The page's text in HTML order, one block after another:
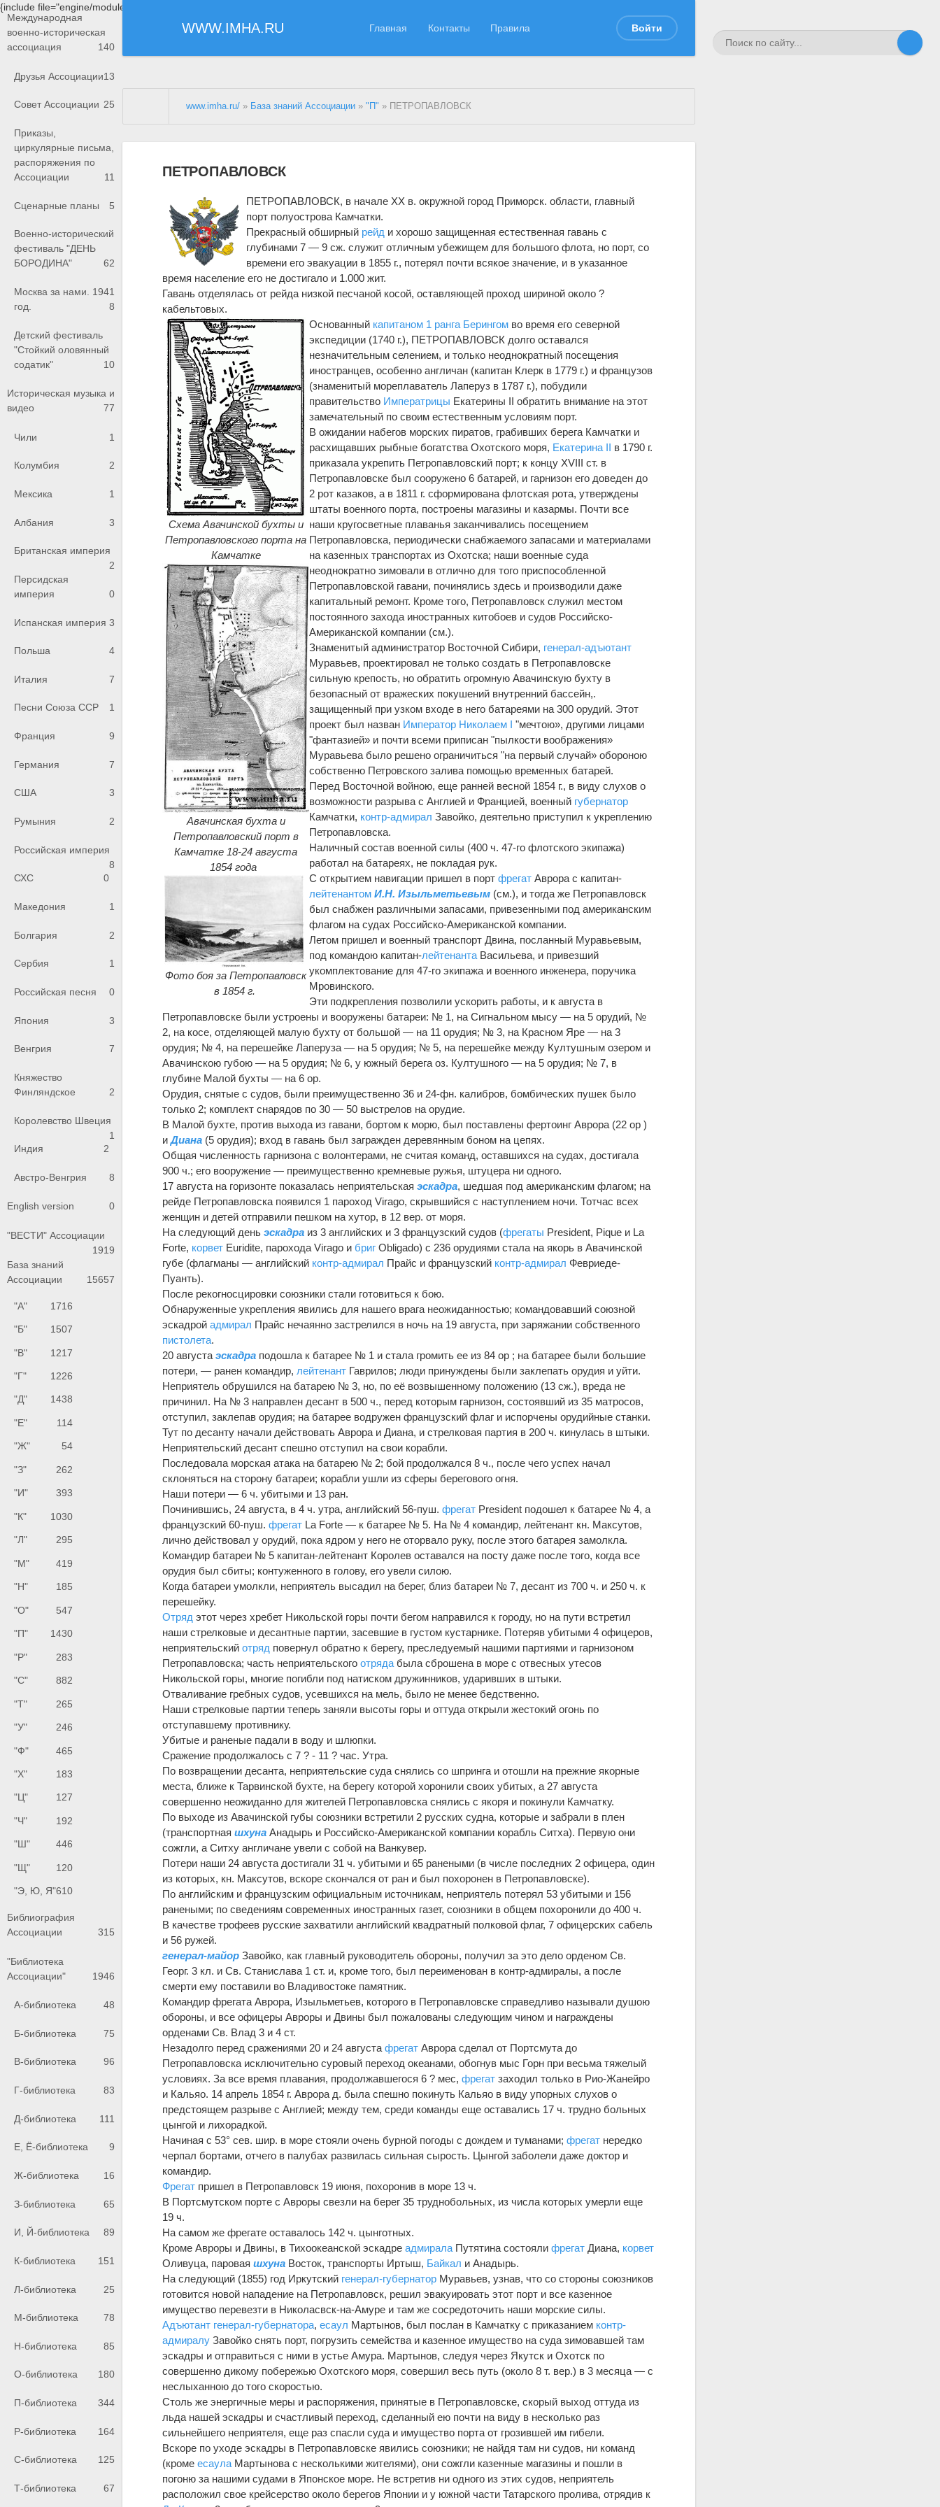
{include file="engine/modules/saperu/head.php"}
WWW.IMHA.RU Главная Контакты Правила Войти
Международная
военно-историческая
ассоциация
140
Друзья Ассоциации13
Совет Ассоциации 25
Приказы,
циркулярные письма,
распоряжения по
Ассоциации
11
Сценарные планы 5
Военно-исторический
фестиваль "ДЕНЬ
БОРОДИНА"
62
Москва за нами. 1941
год.
8
Детский фестиваль
"Стойкий оловянный
содатик"
10
Историческая музыка и
видео
77
Чили 1
Колумбия 2
Мексика 1
Албания 3
Британская империя
2
Персидская
империя
0
Испанская империя 3
Польша 4
Италия 7
Песни Союза ССР 1
Франция 9
Германия 7
США 3
Румыния 2
Российская империя
8
СХС
0
Македония 1
Болгария 2
Сербия 1
Российская песня 0
Япония 3
Венгрия 7
Княжество
Финляндское
2
Королевство Швеция
1
Индия
2
Австро-Венгрия 8
English version 0
"ВЕСТИ" Ассоциации
1919
База знаний
Ассоциации
15657
"А" 1716
"Б" 1507
"В" 1217
"Г" 1226
"Д" 1438
"Е" 114
"Ж" 54
"З" 262
"И" 393
"К" 1030
"Л" 295
"М" 419
"Н" 185
"О" 547
"П" 1430
"Р" 283
"С" 882
"Т" 265
"У" 246
"Ф" 465
"Х" 183
"Ц" 127
"Ч" 192
"Ш" 446
"Щ" 120
"Э, Ю, Я"610
Библиография
Ассоциации
315
"Библиотека
Ассоциации"
1946
А-библиотека 48
Б-библиотека 75
В-библиотека 96
Г-библиотека 83
Д-библиотека 111
Е, Ё-библиотека 9
Ж-библиотека 16
З-библиотека 65
И, Й-библиотека 89
К-библиотека 151
Л-библиотека 25
М-библиотека 78
Н-библиотека 85
О-библиотека 180
П-библиотека 344
Р-библиотека 164
С-библиотека 125
Т-библиотека 67
www.imha.ru/ » База знаний Ассоциации »"П" » ПЕТРОПАВЛОВСК
ПЕТРОПАВЛОВСК
ПЕТРОПАВЛОВСК, в начале XX в. окружной город Приморск. области, главный
порт полуострова Камчатки.
Прекрасный обширный рейд и хорошо защищенная естественная гавань с
глубинами 7 — 9 сж. служит отличным убежищем для большого флота, но порт, со
времени его эвакуации в 1855 г., потерял почти всякое значение, и в указанное
время население его не достигало и 1.000 жит.
Гавань отделялась от рейда низкой песчаной косой, оставляющей проход шириной около ?
кабельтовых.
Схема Авачинской бухты и
Петропавловского порта на
Камчатке
Авачинская бухта и
Петропавловский порт в
Камчатке 18-24 августа
1854 года
Фото боя за Петропавловск
в 1854 г.
Основанный капитаном 1 ранга Берингом во время его северной
экспедиции (1740 г.), ПЕТРОПАВЛОВСК долго оставался
незначительным селением, и только неоднократный посещения
иностранцев, особенно англичан (капитан Клерк в 1779 г.) и французов
(знаменитый мореплаватель Лаперуз в 1787 г.), побудили
правительство Императрицы Екатерины II обратить внимание на этот
замечательный по своим естественным условиям порт.
В ожидании набегов морских пиратов, грабивших берега Камчатки и
расхищавших рыбные богатства Охотского моря, Екатерина II в 1790 г.
приказала укрепить Петропавловский порт; к концу XVIII ст. в
Петропавловске был сооружено 6 батарей, и гарнизон его доведен до
2 рот казаков, а в 1811 г. сформирована флотская рота, утверждены
штаты военного порта, построены магазины и казармы. Почти все
наши кругосветные плаванья заканчивались посещением
Петропавловска, периодически снабжаемого запасами и материалами
на казенных транспортах из Охотска; наши военные суда
неоднократно зимовали в отлично для того приспособленной
Петропавловской гавани, починялись здесь и производили даже
капитальный ремонт. Кроме того, Петропавловск служил местом
постоянного захода иностранных китобоев и судов Российско-
Американской компании (см.).
Знаменитый администратор Восточной Сибири, генерал-адъютант
Муравьев, проектировал не только создать в Петропавловске
сильную крепость, но обратить огромную Авачинскую бухту в
безопасный от вражеских покушений внутренний бассейн,.
защищенный при узком входе в него батареями на 300 орудий. Этот
проект был назван Император Николаем I "мечтою», другими лицами
"фантазией» и почти всеми приписан "пылкости воображения»
Муравьева было решено ограничиться "на первый случай» обороною
собственно Петровского залива помощью временных батарей.
Перед Восточной войною, еще ранней весной 1854 г., в виду слухов о
возможности разрыва с Англией и Францией, военный губернатор
Камчатки, контр-адмирал Завойко, деятельно приступил к укреплению
Петропавловска.
Наличный состав военной силы (400 ч. 47-го флотского экипажа)
работал на батареях, не покладая рук.
С открытием навигации пришел в портфрегат Аврора с капитан-
лейтенантом И.Н. Изыльметьевым (см.), и тогда же Петропавловск
был снабжен различными запасами, привезенными под американским
флагом на судах Российско-Американской компании.
Летом пришел и военный транспорт Двина, посланный Муравьевым,
под командою капитан-лейтенанта Васильева, и привезший
укомплектование для 47-го экипажа и военного инженера, поручика
Мровинского.
Эти подкрепления позволили ускорить работы, и к августа в
Петропавловске были устроены и вооружены батареи: № 1, на Сигнальном мысу — на 5 орудий, №
2, на косе, отделяющей малую бухту от большой — на 11 орудия; № 3, на Красном Яре — на 3
орудия; № 4, на перешейке Лаперуза — на 5 орудия; № 5, на перешейке между Култушным озером и
Авачинскою губою — на 5 орудия; № 6, у южный берега оз. Култушного — на 5 орудия; № 7, в
глубине Малой бухты — на 6 ор.
Орудия, снятые с судов, были преимущественно 36 и 24-фн. калибров, бомбических пушек было
только 2; комплект снарядов по 30 — 50 выстрелов на орудие.
В Малой бухте, против выхода из гавани, бортом к морю, был поставлены фертоинг Аврора (22 ор )
иДиана (5 орудия); вход в гавань был загражден деревянным боном на цепях.
Общая численность гарнизона с волонтерами, не считая команд, оставшихся на судах, достигала
900 ч.; его вооружение — преимущественно кремневые ружья, штуцера ни одного.
17 августа на горизонте показалась неприятельскаяэскадра, шедшая под американским флагом; на
рейде Петропавловска появился 1 пароход Virago, скрывшийся с наступлением ночи. Тотчас всех
женщин и детей отправили пешком на хутор, в 12 вер. от моря.
На следующий деньэскадра из 3 английских и 3 французский судов (фрегаты President, Pique и La
Forte, корвет Euridite, парохода Virago и бриг Obligado) с 236 орудиями стала на якорь в Авачинской
губе (флагманы — английский контр-адмирал Прайс и французский контр-адмирал Февриеде-
Пуанть).
После рекогносцировки союзники стали готовиться к бою.
Обнаруженные укрепления явились для нашего врага неожиданностью; командовавший союзной
эскадройадмирал Прайс нечаянно застрелился в ночь на 19 августа, при заряжании собственного
пистолета.
20 августаэскадра подошла к батарее № 1 и стала громить ее из 84 ор ; на батарее были большие
потери, — ранен командир, лейтенант Гаврилов; люди принуждены были заклепать орудия и уйти.
Неприятель обрушился на батарею № 3, но, по её возвышенному положению (13 сж.), вреда не
причинил. На № 3 направлен десант в 500 ч., перед которым гарнизон, состоявший из 35 матросов,
отступил, заклепав орудия; на батарее водружен французский флаг и испорчены орудийные станки.
Тут по десанту начали действовать Аврора и Диана, и стрелковая партия в 200 ч. кинулась в штыки.
Неприятельский десант спешно отступил на свои корабли.
Последовала морская атака на батарею № 2; бой продолжался 8 ч., после чего успех начал
склоняться на сторону батареи; корабли ушли из сферы берегового огня.
Наши потери — 6 ч. убитыми и 13 ран.
Починившись, 24 августа, в 4 ч. утра, английский 56-пуш.фрегат President подошел к батарее № 4, а
французский 60-пуш.фрегат La Forte — к батарее № 5. На № 4 командир, лейтенант кн. Максутов,
лично действовал у орудий, пока ядром у него не оторвало руку, после этого батарея замолкла.
Командир батареи № 5 капитан-лейтенант Королев оставался на посту даже после того, когда все
орудия был сбиты; контуженного в голову, его увели силою.
Когда батареи умолкли, неприятель высадил на берег, близ батареи № 7, десант из 700 ч. и 250 ч. к
перешейку.
Отряд этот через хребет Никольской горы почти бегом направился к городу, но на пути встретил
наши стрелковые и десантные партии, засевшие в густом кустарнике. Потеряв убитыми 4 офицеров,
неприятельскийотряд повернул обратно к берегу, преследуемый нашими партиями и гарнизоном
Петропавловска; часть неприятельскогоотряда была сброшена в море с отвесных утесов
Никольской горы, многие погибли под натиском дружинников, ударивших в штыки.
Отваливание гребных судов, усевшихся на мель, было не менее бедственно.
Наши стрелковые партии теперь заняли высоты горы и оттуда открыли жестокий огонь по
отступавшему противнику.
Убитые и раненые падали в воду и шлюпки.
Сражение продолжалось с 7 ? - 11 ? час. Утра.
По возвращении десанта, неприятельские суда снялись со шпринга и отошли на прежние якорные
места, ближе к Тарвинской бухте, на берегу которой хоронили своих убитых, а 27 августа
совершенно неожиданно для жителей Петропавловска снялись с якоря и покинули Камчатку.
По выходе из Авачинской губы союзники встретили 2 русских судна, которые и забрали в плен
(транспортнаяшхуна Анадырь и Российско-Американской компании корабль Ситха). Первую они
сожгли, а Ситху англичане увели с собой на Ванкувер.
Потери наши 24 августа достигали 31 ч. убитыми и 65 ранеными (в числе последних 2 офицера, один
из которых, кн. Максутов, вскоре скончался от ран и был похоронен в Петропавловске).
По английским и французским официальным источникам, неприятель потерял 53 убитыми и 156
ранеными; по сведениям современных иностранных газет, союзники в общем похоронили до 400 ч.
В качестве трофеев русские захватили английский квадратный полковой флаг, 7 офицерских сабель
и 56 ружей.
генерал-майор Завойко, как главный руководитель обороны, получил за это дело орденом Св.
Георг. 3 кл. и Св. Станислава 1 ст. и, кроме того, был переименован в контр-адмиралы, а после
смерти ему поставили во Владивостоке памятник.
Командир фрегата Аврора, Изыльметьев, которого в Петропавловске справедливо называли душою
обороны, и все офицеры Авроры и Двины был пожалованы следующим чином и награждены
орденами Св. Влад 3 и 4 ст.
Незадолго перед сражениями 20 и 24 августафрегат Аврора сделал от Портсмута до
Петропавловска исключительно суровый переход океанами, обогнув мыс Горн при весьма тяжелый
условиях. За все время плавания, продолжавшегося 6 ? мес,фрегат заходил только в Рио-Жанейро
и Кальяо. 14 апрель 1854 г. Аврора д. была спешно покинуть Кальяо в виду упорных слухов о
предстоящем разрыве с Англией; между тем, среди команды еще оставались 17 ч. трудно больных
цынгой и лихорадкой.
Начиная с 53° сев. шир. в море стояли очень бурной погоды с дождем и туманами;фрегат нередко
черпал бортами, отчего в палубах развилась сильная сырость. Цынгой заболели даже доктор и
командир.
Фрегат пришел в Петропавловск 19 июня, похоронив в море 13 ч.
В Портсмутском порте с Авроры свезли на берег 35 труднобольных, из числа которых умерли еще
19 ч.
На самом же фрегате оставалось 142 ч. цынготных.
Кроме Авроры и Двины, в Тихоокеанской эскадреадмирала Путятина состоялифрегат Диана, корвет
Оливуца, пароваяшхуна Восток, транспорты Иртыш, Байкал и Анадырь.
На следующий (1855) год Иркутский генерал-губернатор Муравьев, узнав, что со стороны союзников
готовится новой нападение на Петропавловск, решил эвакуировать этот порт и все казенное
имущество перевезти в Николасвск-на-Амуре и там же сосредоточить наши морские силы.
Адъютант генерал-губернатора,есаул Мартынов, был послан в Камчатку с приказанием контр-
адмиралу Завойко снять порт, погрузить семейства и казенное имущество на суда зимовавшей там
эскадры и отправиться с ними в устье Амура. Мартынов, следуя через Якутск и Охотск по
совершенно дикому побережью Охотского моря, совершил весь путь (около 8 т. вер.) в 3 месяца — с
неслыханною до того скоростью.
Столь же энергичные меры и распоряжения, принятые в Петропавловске, скорый выход оттуда из
льда нашей эскадры и счастливый переход, сделанный ею почти на виду в несколько раз
сильнейшего неприятеля, еще раз спасли суда и имущество порта от грозившей им гибели.
Вскоре по уходе эскадры в Петропавловске явились союзники; не найдя там ни судов, ни команд
(кромеесаула Мартынова с несколькими жителями), они сожгли казенные магазины и пошли в
погоню за нашими судами в Японское море. Не встретив ни одного из этих судов, неприятель
расположил свое крейсерство около берегов Японии и у южной части Татарского пролива, отрядив к